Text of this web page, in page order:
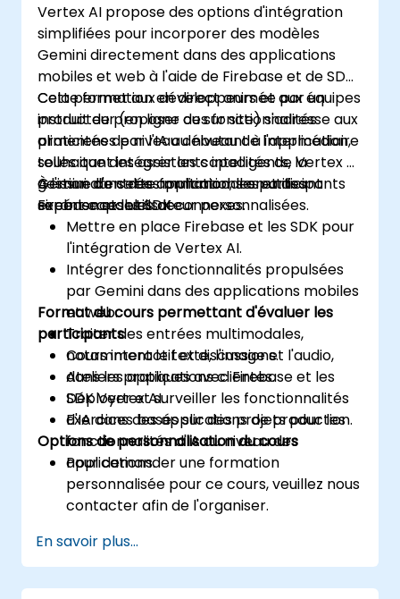
Vertex AI propose des options d'intégration
simplifiées pour incorporer des modèles
Gemini directement dans des applications
mobiles et web à l'aide de Firebase et de SDK.
Cela permet aux développeurs et aux équipes
produit de proposer des fonctionnalités
alimentées par l'IA au niveau de l'application,
telles que des assistants intelligents, la
gestion d'entrées multimodales et des
expériences utilisateur personnalisées.
Cette formation en direct animée par un
instructeur (en ligne ou sur site) s'adresse aux
praticiens de niveau débutant à intermédiaire
souhaitant intégrer les capacités de Vertex AI
Gemini dans des applications en utilisant
Firebase et les SDK connexes.
À l'issue de cette formation, les participants
seront capables de :
Mettre en place Firebase et les SDK pour
l'intégration de Vertex AI.
Intégrer des fonctionnalités propulsées
par Gemini dans des applications mobiles
et web.
Traiter des entrées multimodales,
notamment le texte, l'image et l'audio,
dans les applications clientes.
Déployer et surveiller les fonctionnalités
d'IA dans des applications de production.
Format du cours permettant d'évaluer les
participants
Cours interactif et discussions.
Ateliers pratiques avec Firebase et les
SDK Vertex AI.
Exercices basés sur des projets pour les
fonctionnalités d'IA au niveau des
applications.
Options de personnalisation du cours
Pour demander une formation
personnalisée pour ce cours, veuillez nous
contacter afin de l'organiser.
En savoir plus...